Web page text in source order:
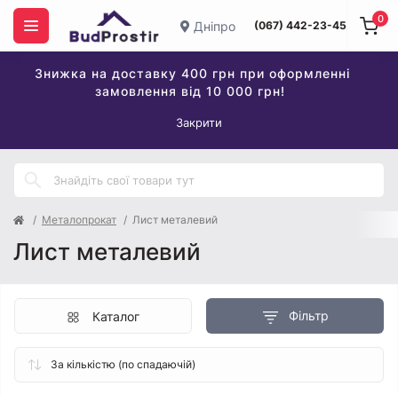
Дніпро (067) 442-23-45
Знижка на доставку 400 грн при оформленні
замовлення від 10 000 грн!
Закрити
0
Металопрокат Лист металевий
Лист металевий
Фільтр
Каталог